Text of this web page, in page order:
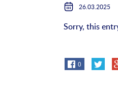
26.03.2025
Sorry, this
0